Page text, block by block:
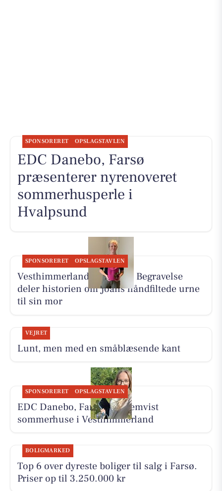
SPONSORERET OPSLAGSTAVLEN
EDC Danebo, Farsø
præsenterer nyrenoveret
sommerhusperle i
Hvalpsund
SPONSORERET OPSLAGSTAVLEN
Vesthimmerlands og Farsø Begravelse
deler historien om Joans håndfiltede urne
til sin mor
VEJRET
Lunt, men med en småblæsende kant
SPONSORERET OPSLAGSTAVLEN
EDC Danebo, Farsø har fremvist
sommerhuse i Vesthimmerland
BOLIGMARKED
Top 6 over dyreste boliger til salg i Farsø.
Priser op til 3.250.000 kr